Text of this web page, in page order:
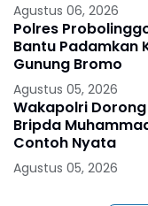
Agustus 06, 2026
Polres
Bantu Padamkan
Gunung Bromo
Agustus 05, 2026
Wakapolri
Bripda
Contoh Nyata
Agustus 05, 2026